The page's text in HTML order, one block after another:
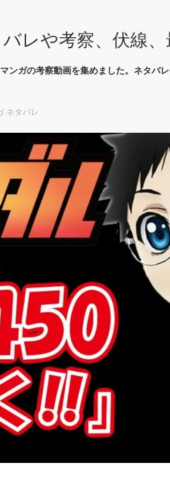
レや考察、伏線、
ンガの考察動画を集めました。ネタバ
ネタバレ